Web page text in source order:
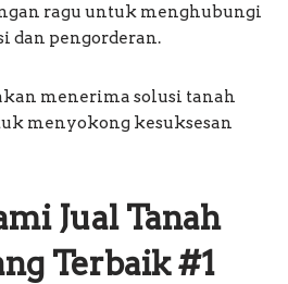
ragu untuk menghubungi
dan pengorderan.
menerima solusi tanah
menyokong kesuksesan
Jual Tanah
Terbaik #1